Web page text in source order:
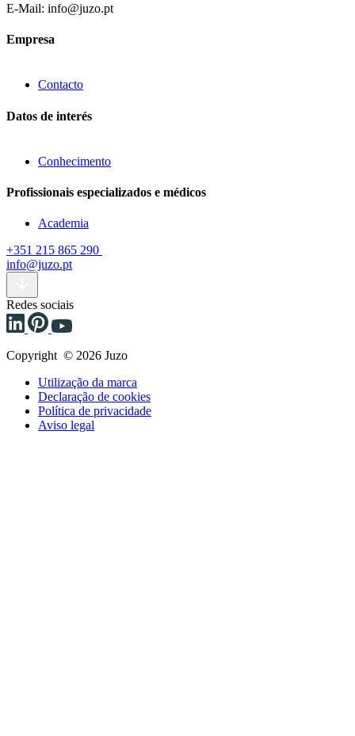
E-Mail: info@juzo.pt
Empresa
Contacto
Datos de interés
Conhecimento
Profissionais especializados e médicos
Academia
+351 215 865 290
info@juzo.pt
Redes sociais
Copyright © 2026 Juzo
Utilização da marca
Declaração de cookies
Política de privacidade
Aviso legal